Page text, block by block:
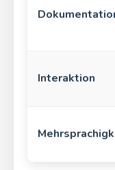
Interaktion